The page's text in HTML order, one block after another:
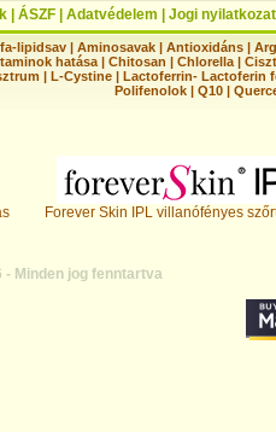
ÁSZF Adatvédelem Jogi nyilatkozat
lipidsav |Aminosavak |Antioxidáns |
hatása | Chitosan | Chlorella |
| L-Cystine | Lactoferrin- Lactoferin
Polifenolok |Q10 |
Forever Skin IPL villanófényes
Minden jog fenntartva